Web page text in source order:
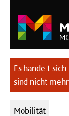
Es handelt
sind nicht
Kategorien:
Mobilität